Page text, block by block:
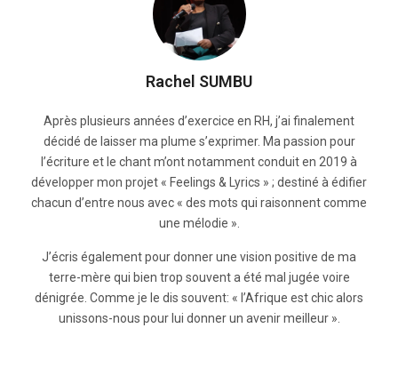
Rachel SUMBU
Après plusieurs années d’exercice en RH, j’ai finalement
décidé de laisser ma plume s’exprimer. Ma passion pour
l’écriture et le chant m’ont notamment conduit en 2019 à
développer mon projet « Feelings & Lyrics » ; destiné à édifier
chacun d’entre nous avec « des mots qui raisonnent comme
une mélodie ».
J’écris également pour donner une vision positive de ma
terre-mère qui bien trop souvent a été mal jugée voire
dénigrée. Comme je le dis souvent: « l’Afrique est chic alors
unissons-nous pour lui donner un avenir meilleur ».